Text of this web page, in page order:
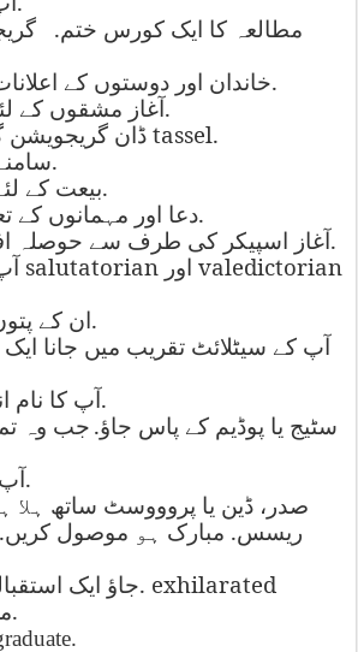
مطالعہ کا ایک کورس ختم.
خاندان اور دوستوں کے
.
آغاز مشقوں کے
.
ڈان گریجویشن
tassel.
.
بیعت کے
.
دعا اور مہمانوں کے
.
آغاز اسپیکر کی طرف سے حوصلہ
.
salutatorian اور valedictorian
ان کے
.
آپ کے سیٹلائٹ تقریب میں جانا ایک
آپ کا نام
.
سٹیج یا پوڈیم کے پاس جاؤ. جب وہ
آپ .
صدر، ڈین یا پروووسٹ ساتھ ہلا
ریسس. مبارک ہو موصول کریں.
جاؤ ایک . exhilarated
.